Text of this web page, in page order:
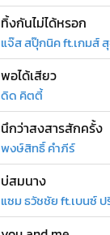
ทิ้งกันไม่ได้หรอก
แจ๊ส สปุ๊กนิค ft.เกมส์
พอได้เสียว
ดิด คิตตี้
นึกว่าสงสารสักครั้ง
พงษ์สิทธิ์ คำภีร์
บ่สมนาง
แซม ธวัชชัย ft.เบนซ์ ป